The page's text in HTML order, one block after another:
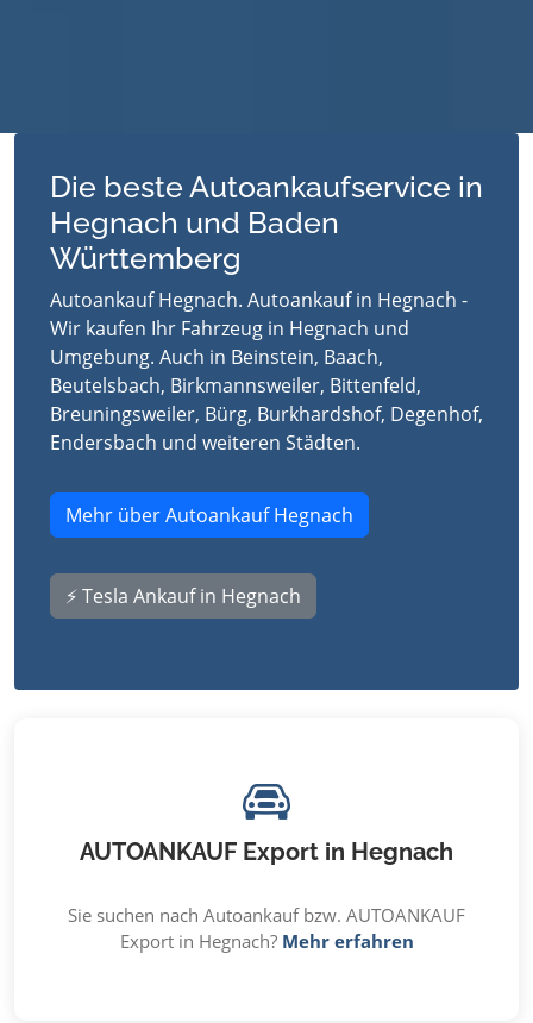
Die beste Autoankaufservice in
Hegnach und Baden
Württemberg
Autoankauf Hegnach. Autoankauf in Hegnach -
Wir kaufen Ihr Fahrzeug in Hegnach und
Umgebung. Auch in Beinstein, Baach,
Beutelsbach, Birkmannsweiler, Bittenfeld,
Breuningsweiler, Bürg, Burkhardshof, Degenhof,
Endersbach und weiteren Städten.
Mehr über Autoankauf Hegnach
⚡ Tesla Ankauf in Hegnach
AUTOANKAUF Export in Hegnach
Sie suchen nach Autoankauf bzw. AUTOANKAUF
Export in Hegnach? Mehr erfahren